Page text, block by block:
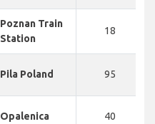
Poznan Train
Station
18
Pila Poland 95
Opalenica 40